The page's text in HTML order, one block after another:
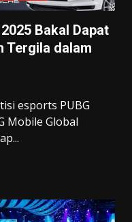
Bakal Dapat
Tergila dalam
esports PUBG
Mobile Global